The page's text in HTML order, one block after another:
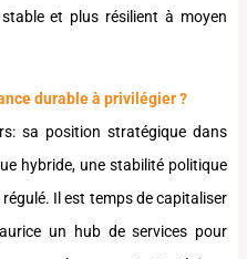
et plus résilient à moyen
durable à privilégier ?
sa position stratégique dans
hybride, une stabilité politique
Il est temps de capitaliser
un hub de services pour